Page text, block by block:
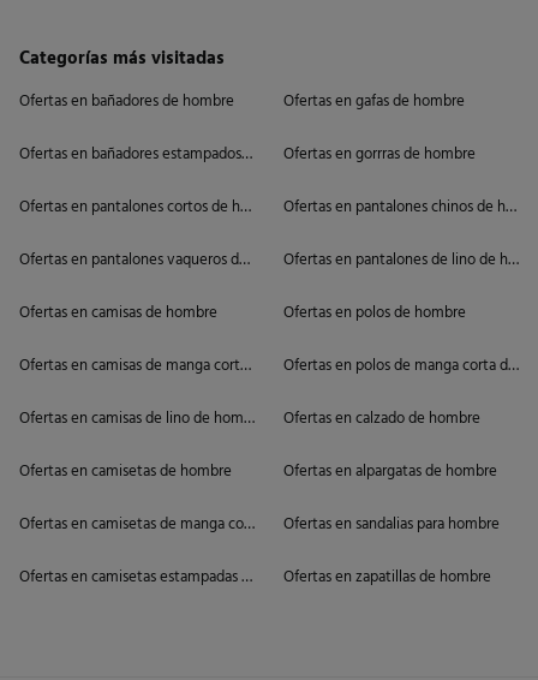
Categorías más visitadas
Ofertas en bañadores de hombre
Ofertas en bañadores estampados de hombre
Ofertas en pantalones cortos de hombre
Ofertas en pantalones vaqueros de hombre cortos
Ofertas en camisas de hombre
Ofertas en camisas de manga corta de hombre
Ofertas en camisas de lino de hombre
Ofertas en camisetas de hombre
Ofertas en camisetas de manga corta de hombre
Ofertas en camisetas estampadas de hombre
Ofertas en gafas de hombre
Ofertas en gorrras de hombre
Ofertas en pantalones chinos de
Ofertas en pantalones de lino de
Ofertas en polos de hombre
Ofertas en polos de manga corta de
Ofertas en calzado de hombre
Ofertas en alpargatas de hombre
Ofertas en sandalias para hombre
Ofertas en zapatillas de hombre